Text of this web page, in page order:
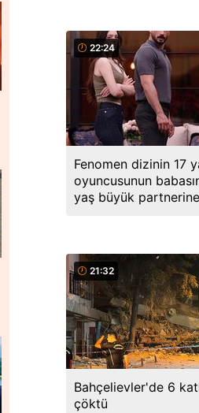
22:24
Fenomen dizinin 17
oyuncusunun
yaş büyük
21:32
Bahçelievler'de 6
çöktü